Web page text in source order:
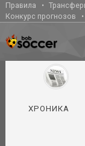
Правила
Конкурс прогнозов
ХРОНИКА